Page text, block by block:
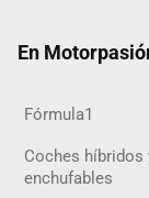
En
Fórmula1
Coches híbridos
enchufables